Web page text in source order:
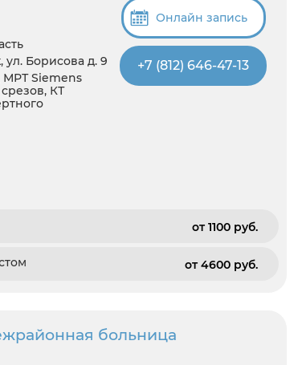
ул. Борисова д. 9
МРТ Siemens
КТ
Онлайн запись
+7 (812) 646-47-13
от 1100 pуб.
от 4600 pуб.
больница